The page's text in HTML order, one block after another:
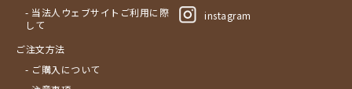
- 当法人ウェブサイトご利用に際
して
ご注文方法
- ご購入について
instagram